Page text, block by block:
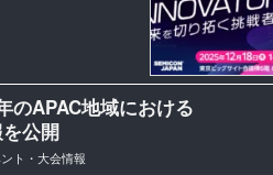
のAPAC地域における
公開
ト・大会情報